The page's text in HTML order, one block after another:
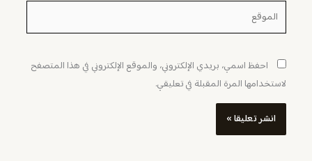
الموقع
احفظ اسمي، بريدي الإلكتروني، والموقع الإلكتروني في هذا المتصفح
لاستخدامها المرة المقبلة في تعليقي.